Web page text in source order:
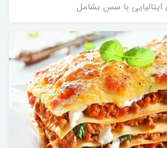
ایتالیایی با سس بشامل